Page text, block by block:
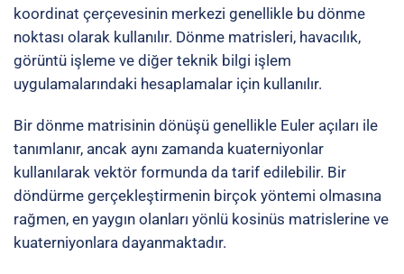
koordinat çerçevesinin merkezi genellikle bu dönme
noktası olarak kullanılır. Dönme matrisleri, havacılık,
görüntü işleme ve diğer teknik bilgi işlem
uygulamalarındaki hesaplamalar için kullanılır.
Bir dönme matrisinin dönüşü genellikle Euler açıları ile
tanımlanır, ancak aynı zamanda kuaterniyonlar
kullanılarak vektör formunda da tarif edilebilir. Bir
döndürme gerçekleştirmenin birçok yöntemi olmasına
rağmen, en yaygın olanları yönlü kosinüs matrislerine ve
kuaterniyonlara dayanmaktadır.